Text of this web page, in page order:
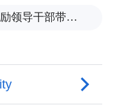
专项行动。通
一核验船舶信
舶进行碾压破
鼓励领导干部带头休假之后又撤回文件，到底什么意思嘛？